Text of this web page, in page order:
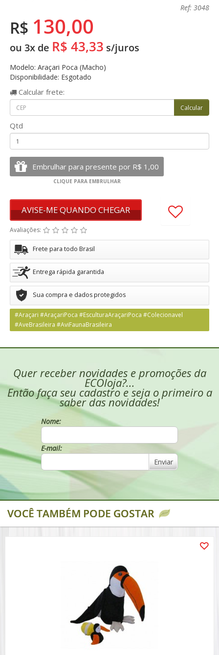
Ref: 3048
R$ 130,00
ou 3x de R$ 43,33 s/juros
Modelo: Araçari Poca (Macho)
Disponibilidade: Esgotado
Calcular frete:
Qtd
AVISE-ME QUANDO CHEGAR
Avaliações:
Frete para todo Brasil
Entrega rápida garantida
Sua compra e dados protegidos
#Araçari #AraçariPoca #EsculturaAraçariPoca #Colecionavel
#AveBrasileira #AviFaunaBrasileira
Quer receber novidades e promoções da
ECOloja?...
Então faça seu cadastro e seja o primeiro a
saber das novidades!
Nome:
E-mail:
Enviar
VOCÊ TAMBÉM PODE GOSTAR